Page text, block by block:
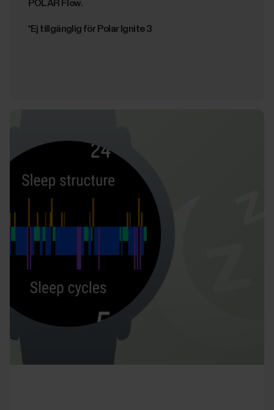
POLAR Flow.
*Ej tillgänglig för Polar Ignite 3